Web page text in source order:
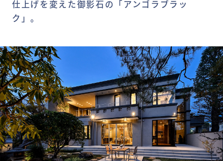
仕上げを変えた御影石の「アンゴラブラッ
ク」。